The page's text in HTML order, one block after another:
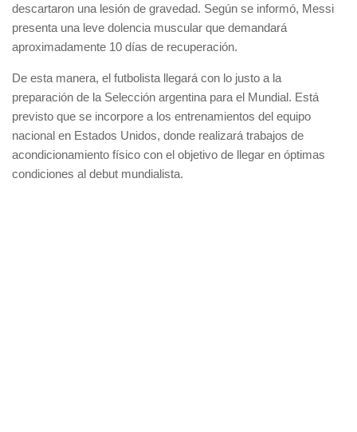
descartaron una lesión de gravedad. Según se informó, Messi
presenta una leve dolencia muscular que demandará
aproximadamente 10 días de recuperación.
De esta manera, el futbolista llegará con lo justo a la
preparación de la Selección argentina para el Mundial. Está
previsto que se incorpore a los entrenamientos del equipo
nacional en Estados Unidos, donde realizará trabajos de
acondicionamiento físico con el objetivo de llegar en óptimas
condiciones al debut mundialista.